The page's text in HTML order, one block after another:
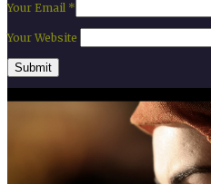
Your Email *
Your Website